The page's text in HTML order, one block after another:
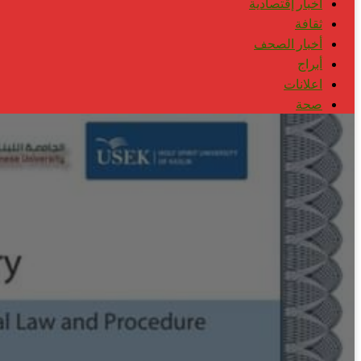
أخبار إقتصادية
ثقافة
أخبار الصحف
أبراج
اعلانات
صحة